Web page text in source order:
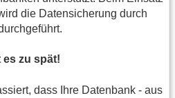
die Datensicherung durch
es zu spät!
dass Ihre Datenbank - aus